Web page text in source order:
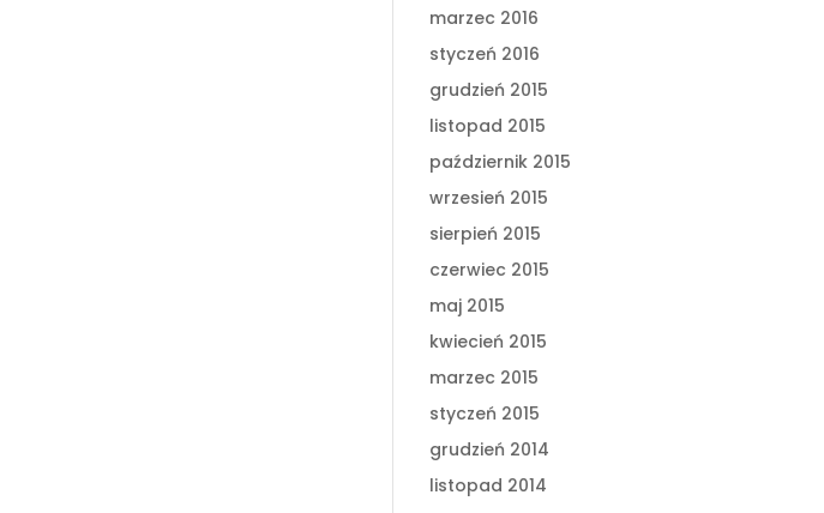
marzec 2016
styczeń 2016
grudzień 2015
listopad 2015
październik 2015
wrzesień 2015
sierpień 2015
czerwiec 2015
maj 2015
kwiecień 2015
marzec 2015
styczeń 2015
grudzień 2014
listopad 2014